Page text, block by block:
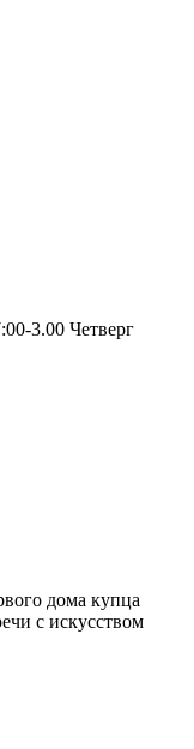
3.00 Четверг
дома купца
с искусством